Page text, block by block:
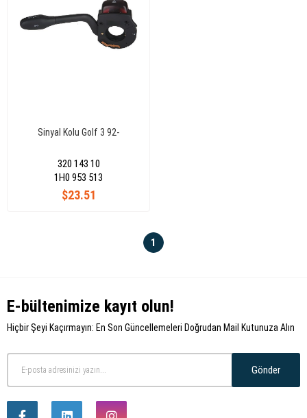
Sinyal Kolu Golf 3 92-
320 143 10
$23.51
1H0 953 513
1
E-bültenimize kayıt olun!
Hiçbir Şeyi Kaçırmayın: En Son Güncellemeleri Doğrudan Mail Kutunuza Alın
Gönder